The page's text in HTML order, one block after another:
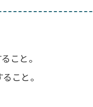
こと。
こと。